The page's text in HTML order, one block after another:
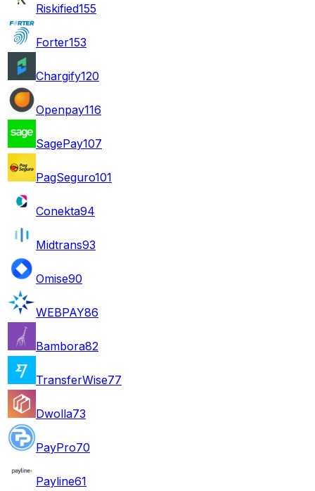
Riskified155
Forter153
Chargify120
Openpay116
SagePay107
PagSeguro101
Conekta94
Midtrans93
Omise90
WEBPAY86
Bambora82
TransferWise77
Dwolla73
PayPro70
Payline61